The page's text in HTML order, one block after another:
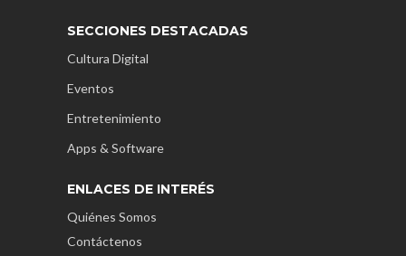
SECCIONES DESTACADAS
Cultura Digital
Eventos
Entretenimiento
Apps & Software
ENLACES DE INTERÉS
Quiénes Somos
Contáctenos